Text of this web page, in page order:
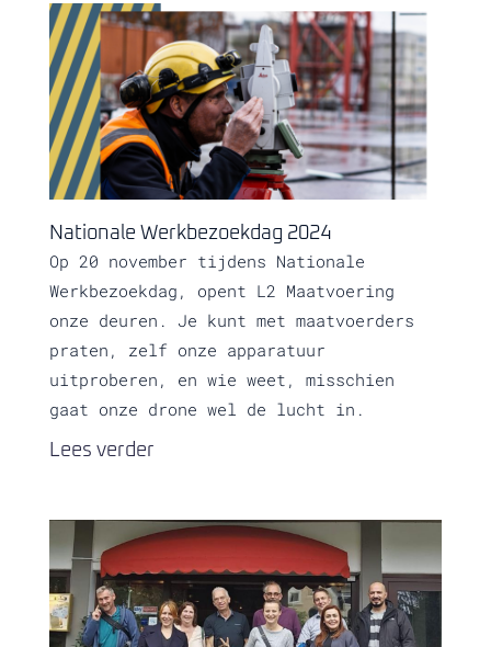
Nationale Werkbezoekdag 2024
Op 20 november tijdens Nationale
Werkbezoekdag, opent L2 Maatvoering
onze deuren. Je kunt met maatvoerders
praten, zelf onze apparatuur
uitproberen, en wie weet, misschien
gaat onze drone wel de lucht in.
Lees verder